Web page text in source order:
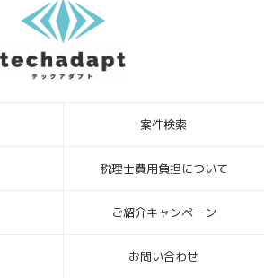
案件検索
税理士費用負担について
ご紹介キャンペーン
お問い合わせ